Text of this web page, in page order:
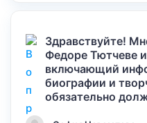
Здравствуйте!
Федоре Тютчеве
включающий
биографии и
обязательно